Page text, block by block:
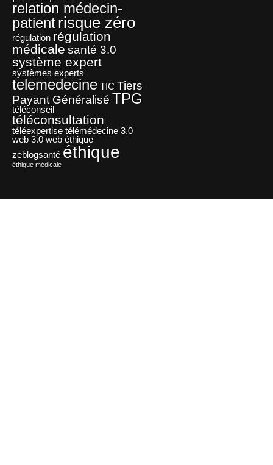
relation médecin-
patientrisque zéro
régulation régulation
médicale santé 3.0
système expert
systèmes experts
telemedecine TIC Tiers
Payant Généralisé TPG
téléconseil
téléconsultation
téléexpertise télémédecine 3.0
web 3.0 web éthique
zeblogsanté éthique
éthique médicale